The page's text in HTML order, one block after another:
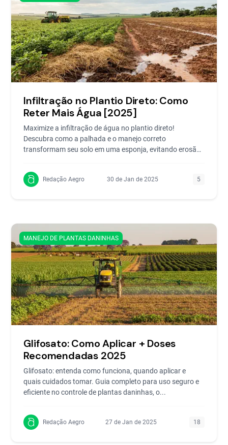
Infiltração no Plantio Direto: Como
Reter Mais Água [2025]
Maximize a infiltração de água no plantio direto!
Descubra como a palhada e o manejo correto
transformam seu solo em uma esponja, evitando erosão
Redação Aegro 30 de Jan de 2025 5
MANEJO DE PLANTAS DANINHAS
Glifosato: Como Aplicar + Doses
Recomendadas 2025
Glifosato: entenda como funciona, quando aplicar e
quais cuidados tomar. Guia completo para uso seguro e
eficiente no controle de plantas daninhas, o...
Redação Aegro 27 de Jan de 2025 18